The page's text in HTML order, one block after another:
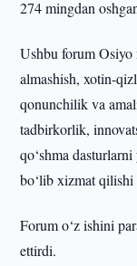
274 mingdan
Ushbu forum Osiyo
almashish, xotin-
qonunchilik va
tadbirkorlik,
qo‘shma
bo‘lib xizmat
Forum o‘z ishini
ettirdi.